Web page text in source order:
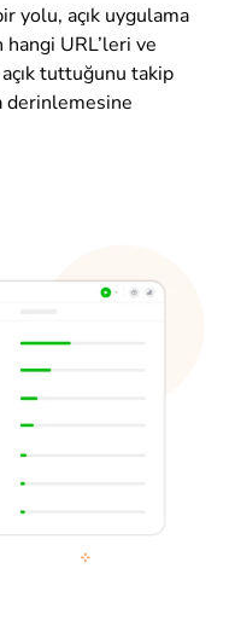
yolu, açık uygulama
hangi URL’leri ve
tuttuğunu takip
derinlemesine